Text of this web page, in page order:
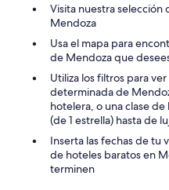
Visita nuestra selección
Mendoza
Usa el mapa para
de Mendoza que
Utiliza los filtros para
determinada de
hotelera, o una clase
(de 1 estrella) hasta de
Inserta las fechas de tu
de hoteles baratos en
terminen